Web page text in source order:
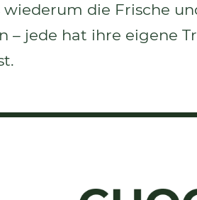
die Frische
jede hat ihre eigene